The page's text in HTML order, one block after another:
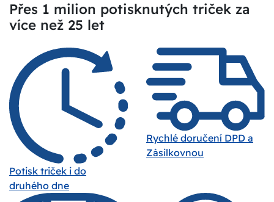
Přes 1 milion potisknutých triček za
více než 25 let
Potisk triček i do
druhého dne
Rychlé doručení DPD a
Zásilkovnou